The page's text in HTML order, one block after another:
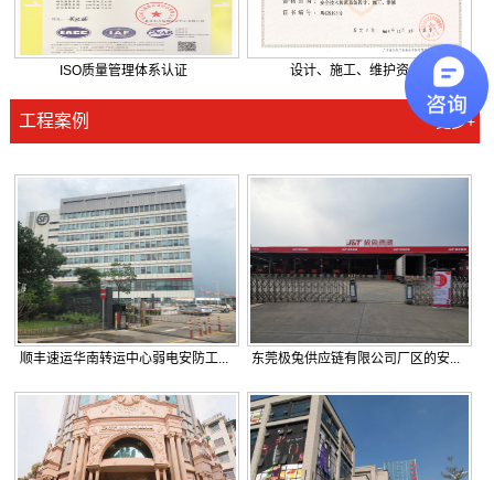
ISO质量管理体系认证 设计、施工、维护资质
工程案例 更多+
顺丰速运华南转运中心弱电安防工... 东莞极兔供应链有限公司厂区的安...